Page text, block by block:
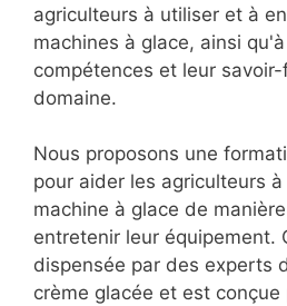
agriculteurs à utiliser et à
machines à glace, ainsi
compétences et leur
domaine.
Nous proposons une
pour aider les agriculteurs
machine à glace de
entretenir leur équipement.
dispensée par des experts
crème glacée et est conçue